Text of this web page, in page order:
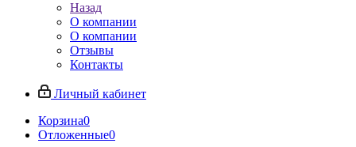
Назад
О компании
О компании
Отзывы
Контакты
Личный кабинет
Корзина0
Отложенные0